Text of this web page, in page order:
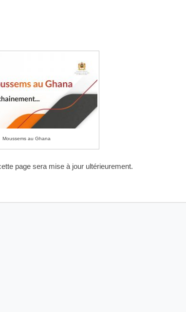
Moussems au Ghana
page sera mise à jour ultérieurement.